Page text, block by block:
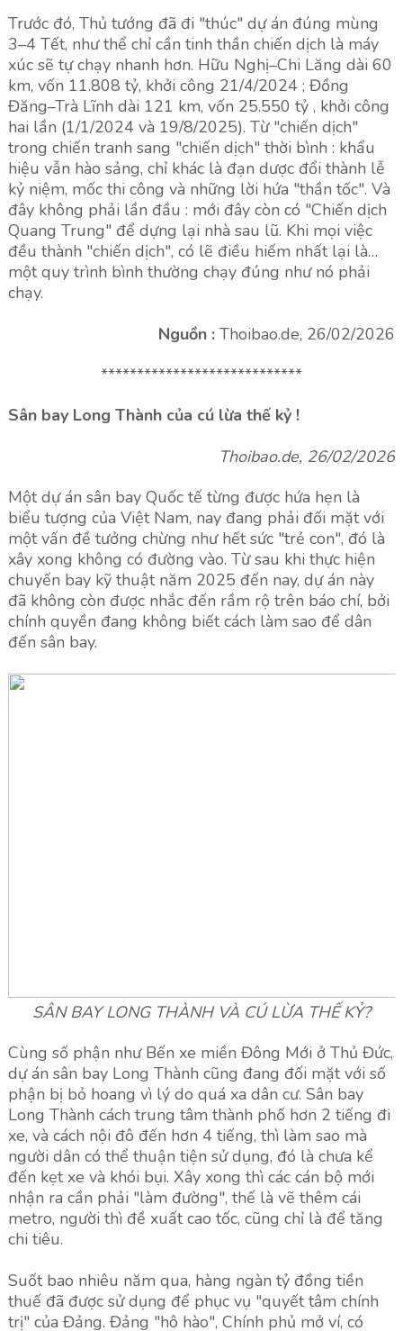
Trước đó, Thủ tướng đã đi "thúc" dự án đúng mùng
3–4 Tết, như thể chỉ cần tinh thần chiến dịch là máy
xúc sẽ tự chạy nhanh hơn. Hữu Nghị–Chi Lăng dài 60
km, vốn 11.808 tỷ, khởi công 21/4/2024 ; Đồng
Đăng–Trà Lĩnh dài 121 km, vốn 25.550 tỷ , khởi công
hai lần (1/1/2024 và 19/8/2025). Từ "chiến dịch"
trong chiến tranh sang "chiến dịch" thời bình : khẩu
hiệu vẫn hào sảng, chỉ khác là đạn dược đổi thành lễ
kỷ niệm, mốc thi công và những lời hứa "thần tốc". Và
đây không phải lần đầu : mới đây còn có "Chiến dịch
Quang Trung" để dựng lại nhà sau lũ. Khi mọi việc
đều thành "chiến dịch", có lẽ điều hiếm nhất lại là…
một quy trình bình thường chạy đúng như nó phải
chạy.
Nguồn :Thoibao.de, 26/02/2026
****************************
Sân bay Long Thành của cú lừa thế kỷ !
Thoibao.de, 26/02/2026
Một dự án sân bay Quốc tế từng được hứa hẹn là
biểu tượng của Việt Nam, nay đang phải đối mặt với
một vấn đề tưởng chừng như hết sức "trẻ con", đó là
xây xong không có đường vào. Từ sau khi thực hiện
chuyến bay kỹ thuật năm 2025 đến nay, dự án này
đã không còn được nhắc đến rầm rộ trên báo chí, bởi
chính quyền đang không biết cách làm sao để dân
đến sân bay.
SÂN BAY LONG THÀNH VÀ CÚ LỪA THẾ KỶ?
Cùng số phận như Bến xe miền Đông Mới ở Thủ Đức,
dự án sân bay Long Thành cũng đang đối mặt với số
phận bị bỏ hoang vì lý do quá xa dân cư. Sân bay
Long Thành cách trung tâm thành phố hơn 2 tiếng đi
xe, và cách nội đô đến hơn 4 tiếng, thì làm sao mà
người dân có thể thuận tiện sử dụng, đó là chưa kể
đến kẹt xe và khói bụi. Xây xong thì các cán bộ mới
nhận ra cần phải "làm đường", thế là vẽ thêm cái
metro, người thì đề xuất cao tốc, cũng chỉ là để tăng
chi tiêu.
Suốt bao nhiêu năm qua, hàng ngàn tỷ đồng tiền
thuế đã được sử dụng để phục vụ "quyết tâm chính
trị" của Đảng. Đảng "hô hào", Chính phủ mở ví, có